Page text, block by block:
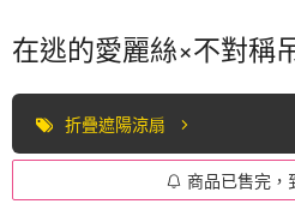
在逃的愛麗絲×不對稱
折疊遮陽涼扇
商品已售完，